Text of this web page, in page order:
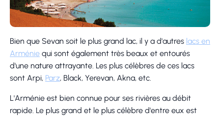
Bien que Sevan soit le plus grand lac, il y a d'autres lacs en
Arménie qui sont également très beaux et entourés
d'une nature attrayante. Les plus célèbres de ces lacs
sont Arpi, Parz, Black, Yerevan, Akna, etc.
L'Arménie est bien connue pour ses rivières au débit
rapide. Le plus grand et le plus célèbre d'entre eux est